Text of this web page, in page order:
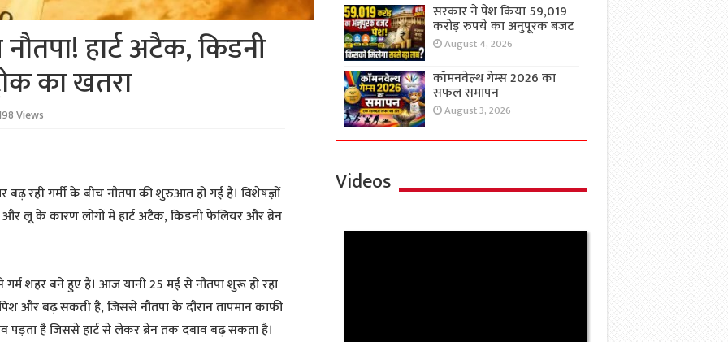
हार्ट अटैक, किडनी
का खतरा
Views
रही गर्मी के बीच नौतपा की शुरुआत हो गई है। विशेषज्ञों
लू के कारण लोगों में हार्ट अटैक, किडनी फेलियर और ब्रेन
शहर बने हुए हैं। आज यानी 25 मई से नौतपा शुरू हो रहा
और बढ़ सकती है, जिससे नौतपा के दौरान तापमान काफी
पड़ता है जिससे हार्ट से लेकर ब्रेन तक दबाव बढ़ सकता है।
सरकार ने पेश किया 59,019
करोड़ रुपये का अनुपूरक बजट
August 4, 2026
कॉमनवेल्थ गेम्स 2026 का
सफल समापन
August 3, 2026
Videos